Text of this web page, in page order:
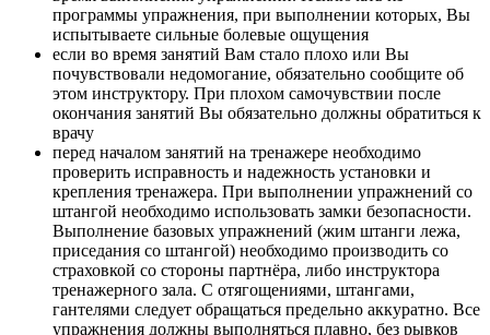
программы упражнения, при выполнении которых, Вы
испытываете сильные болевые ощущения
если во время занятий Вам стало плохо или Вы
почувствовали недомогание, обязательно сообщите об
этом инструктору. При плохом самочувствии после
окончания занятий Вы обязательно должны обратиться к
врачу
перед началом занятий на тренажере необходимо
проверить исправность и надежность установки и
крепления тренажера. При выполнении упражнений со
штангой необходимо использовать замки безопасности.
Выполнение базовых упражнений (жим штанги лежа,
приседания со штангой) необходимо производить со
страховкой со стороны партнёра, либо инструктора
тренажерного зала. С отягощениями, штангами,
гантелями следует обращаться предельно аккуратно. Все
упражнения должны выполняться плавно, без рывков